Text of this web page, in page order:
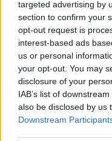
targeted advertising by
section to confirm your
opt-out request is
interest-based ads
us or personal
your opt-out. You may
disclosure of your
IAB’s list of
also be disclosed by us
Downstream
Η συγγραφέας
αστυνομικό